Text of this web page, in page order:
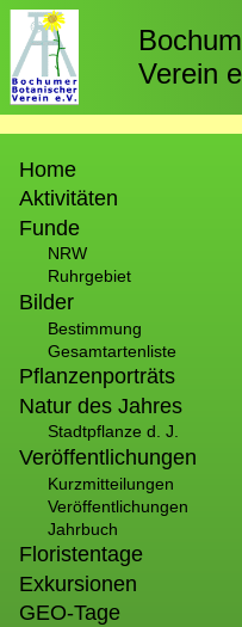
Direkt
zum
Inhalt
Verein
Home
Aktivitäten
Funde
NRW
Ruhrgebiet
Bilder
Bestimmung
Gesamtartenliste
Pflanzenporträts
Natur des Jahres
Stadtpflanze d. J.
Veröffentlichungen
Kurzmitteilungen
Veröffentlichungen
Jahrbuch
Floristentage
Exkursionen
GEO-Tage